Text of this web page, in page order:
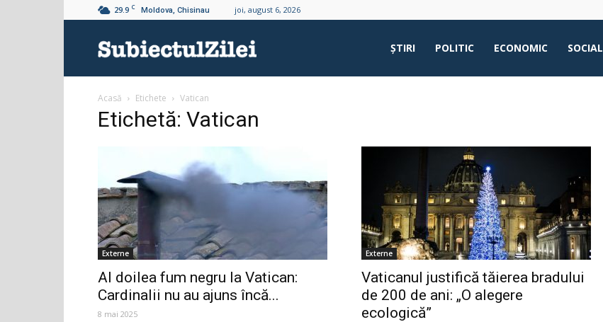
29.9 C Moldova, Chisinau joi, august 6, 2026
ŞTIRI POLITIC ECONOMIC SOCIAL
Acasă Etichete Vatican
Etichetă: Vatican
Externe
Al doilea fum negru la Vatican:
Cardinalii nu au ajuns încă...
8 mai 2025
Externe
Vaticanul justifică tăierea bradului
de 200 de ani: „O alegere
ecologică”